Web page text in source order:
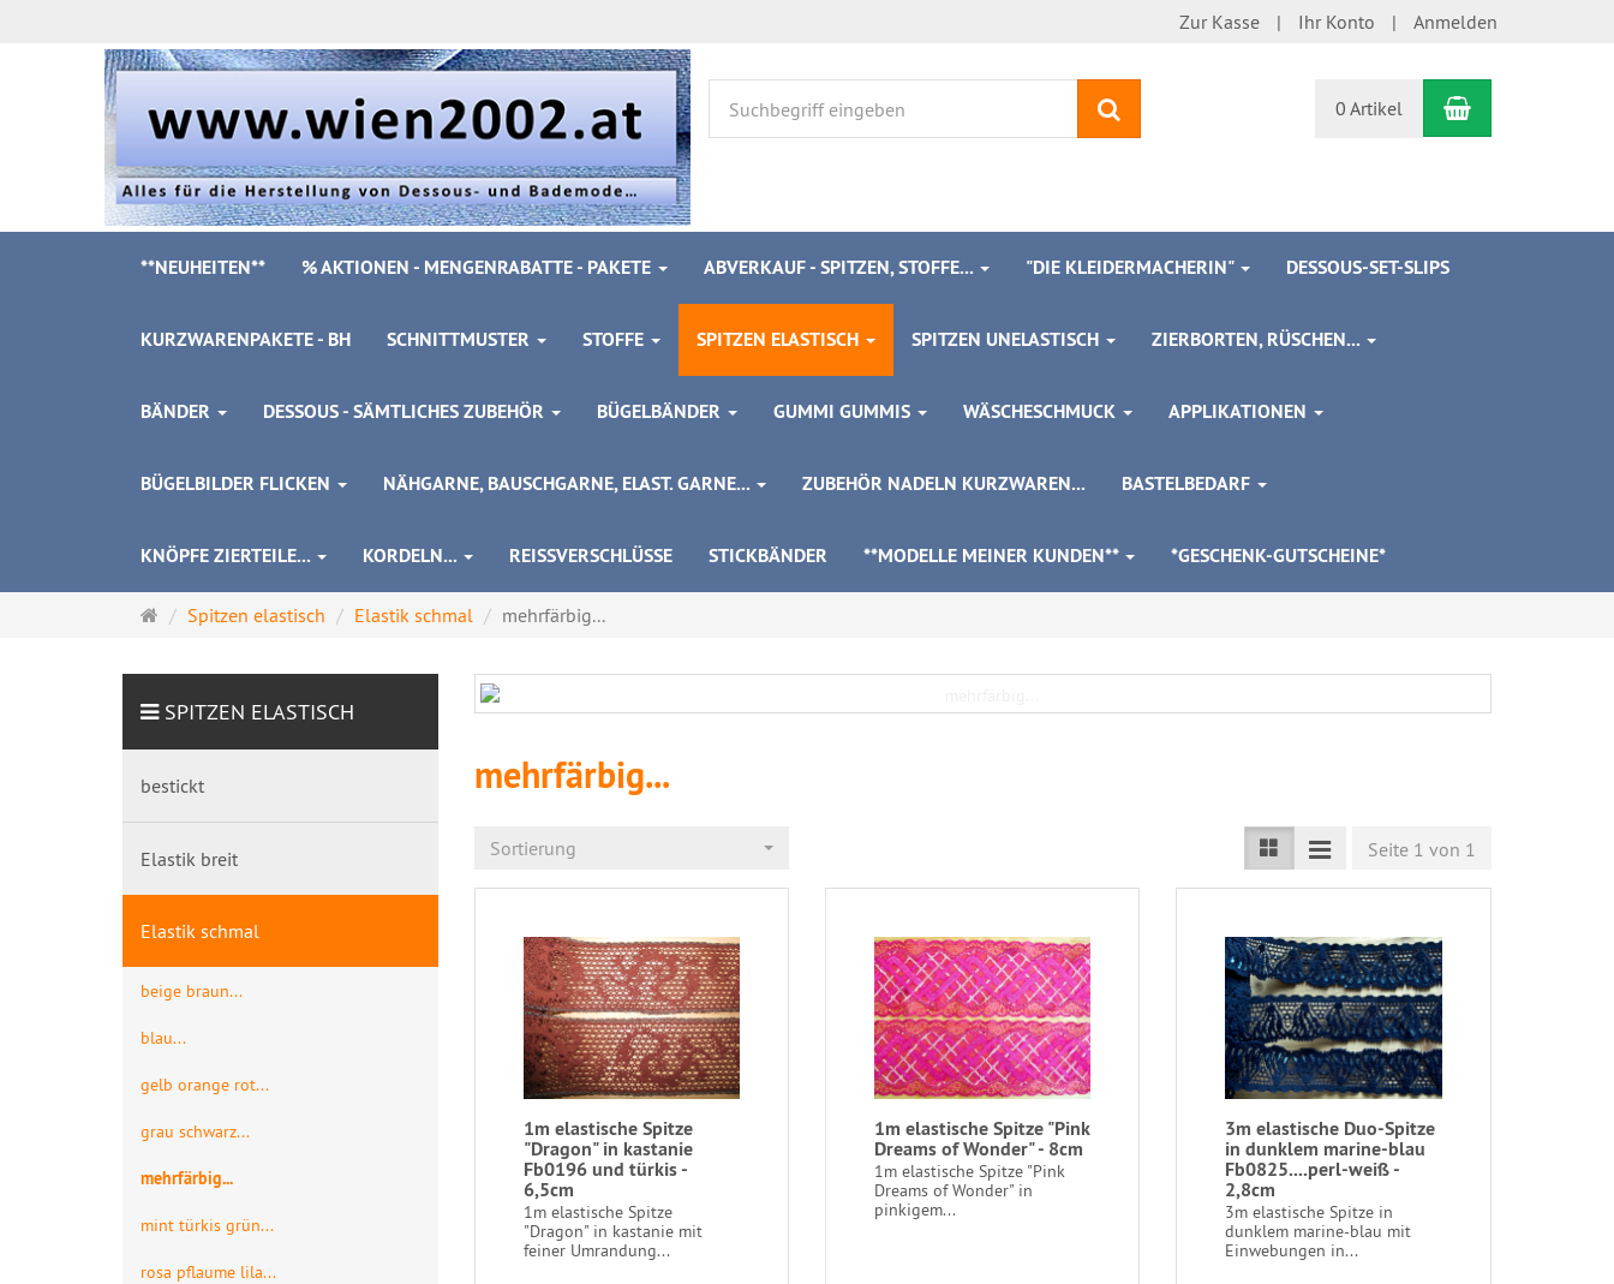
Zur Kasse Ihr Konto Anmelden
0 Artikel Warenkorb
**NEUHEITEN** % AKTIONEN - MENGENRABATTE - PAKETE ABVERKAUF - SPITZEN, STOFFE... "DIE KLEIDERMACHERIN" DESSOUS-SET-SLIPS
KURZWARENPAKETE - BH SCHNITTMUSTER STOFFE SPITZEN ELASTISCH SPITZEN UNELASTISCH ZIERBORTEN, RÜSCHEN...
BÄNDER DESSOUS - SÄMTLICHES ZUBEHÖR BÜGELBÄNDER GUMMI GUMMIS WÄSCHESCHMUCK APPLIKATIONEN
BÜGELBILDER FLICKEN NÄHGARNE, BAUSCHGARNE, ELAST. GARNE... ZUBEHÖR NADELN KURZWAREN... BASTELBEDARF
KNÖPFE ZIERTEILE... KORDELN... REISSVERSCHLÜSSE STICKBÄNDER **MODELLE MEINER KUNDEN** *GESCHENK-GUTSCHEINE*
Startseite
Spitzen elastisch Elastik schmal mehrfärbig...
mehrfärbig...
Sortierung Seite 1 von 1
1m elastische Spitze
"Dragon" in kastanie
Fb0196 und türkis -
6,5cm
1m elastische Spitze
"Dragon" in kastanie mit
feiner Umrandung...
1m elastische Spitze "Pink
Dreams of Wonder" - 8cm
1m elastische Spitze "Pink
Dreams of Wonder" in
pinkigem...
3m elastische Duo-Spitze
in dunklem marine-blau
Fb0825....perl-weiß -
2,8cm
3m elastische Spitze in
dunklem marine-blau mit
Einwebungen in...
SPITZEN ELASTISCH
bestickt
Elastik breit
Elastik schmal
beige braun...
blau...
gelb orange rot...
grau schwarz...
mehrfärbig...
mint türkis grün...
rosa pflaume lila...